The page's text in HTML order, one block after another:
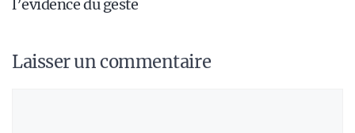
l’évidence du geste
Laisser un commentaire